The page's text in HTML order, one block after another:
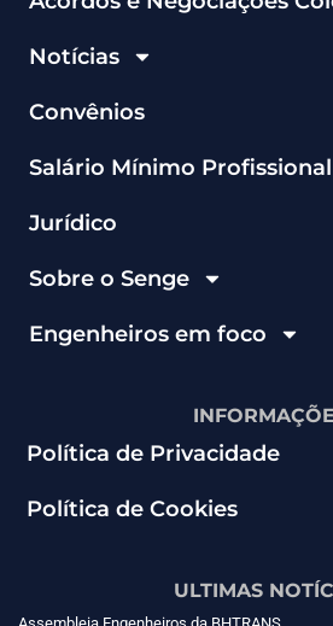
Notícias
Convênios
Salário Mínimo Profissional
Jurídico
Sobre o Senge
Engenheiros em foco
Política de Privacidade
Política de Cookies
ULTIMAS